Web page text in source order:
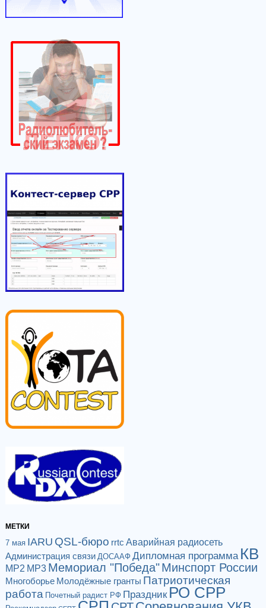
МЕТКИ
7 мая IARU QSL-бюро rrtc Аварийная радиосеть
Администрация связи ДОСААФ Дипломная программа КВ
МР2 МР3 Мемориал "Победа"Минспорт России
Многоборье Молодёжные гранты Патриотическая
работа Почетный радист РФ Праздник РО СРР